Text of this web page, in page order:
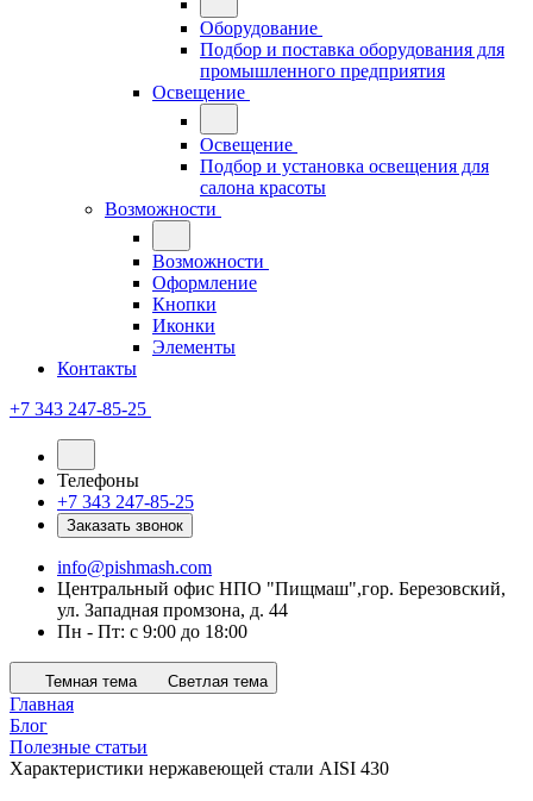
Оборудование
Подбор и поставка оборудования для
промышленного предприятия
Освещение
Освещение
Подбор и установка освещения для
салона красоты
Возможности
Возможности
Оформление
Кнопки
Иконки
Элементы
Контакты
+7 343 247-85-25
Телефоны
+7 343 247-85-25
Заказать звонок
info@pishmash.com
Центральный офис НПО "Пищмаш",гор. Березовский,
ул. Западная промзона, д. 44
Пн - Пт: с 9:00 до 18:00
Темная тема Светлая тема
Главная
Блог
Полезные статьи
Характеристики нержавеющей стали AISI 430